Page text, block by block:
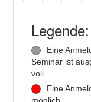
Legende:
Eine
Seminar ist
voll.
Eine